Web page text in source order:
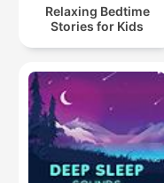
Relaxing Bedtime
Stories for Kids